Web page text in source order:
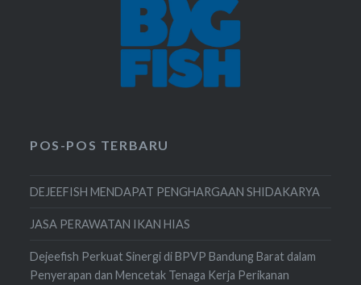
POS-POS TERBARU
DEJEEFISH MENDAPAT PENGHARGAAN SHIDAKARYA
JASA PERAWATAN IKAN HIAS
Dejeefish Perkuat Sinergi di BPVP Bandung Barat dalam
Penyerapan dan Mencetak Tenaga Kerja Perikanan